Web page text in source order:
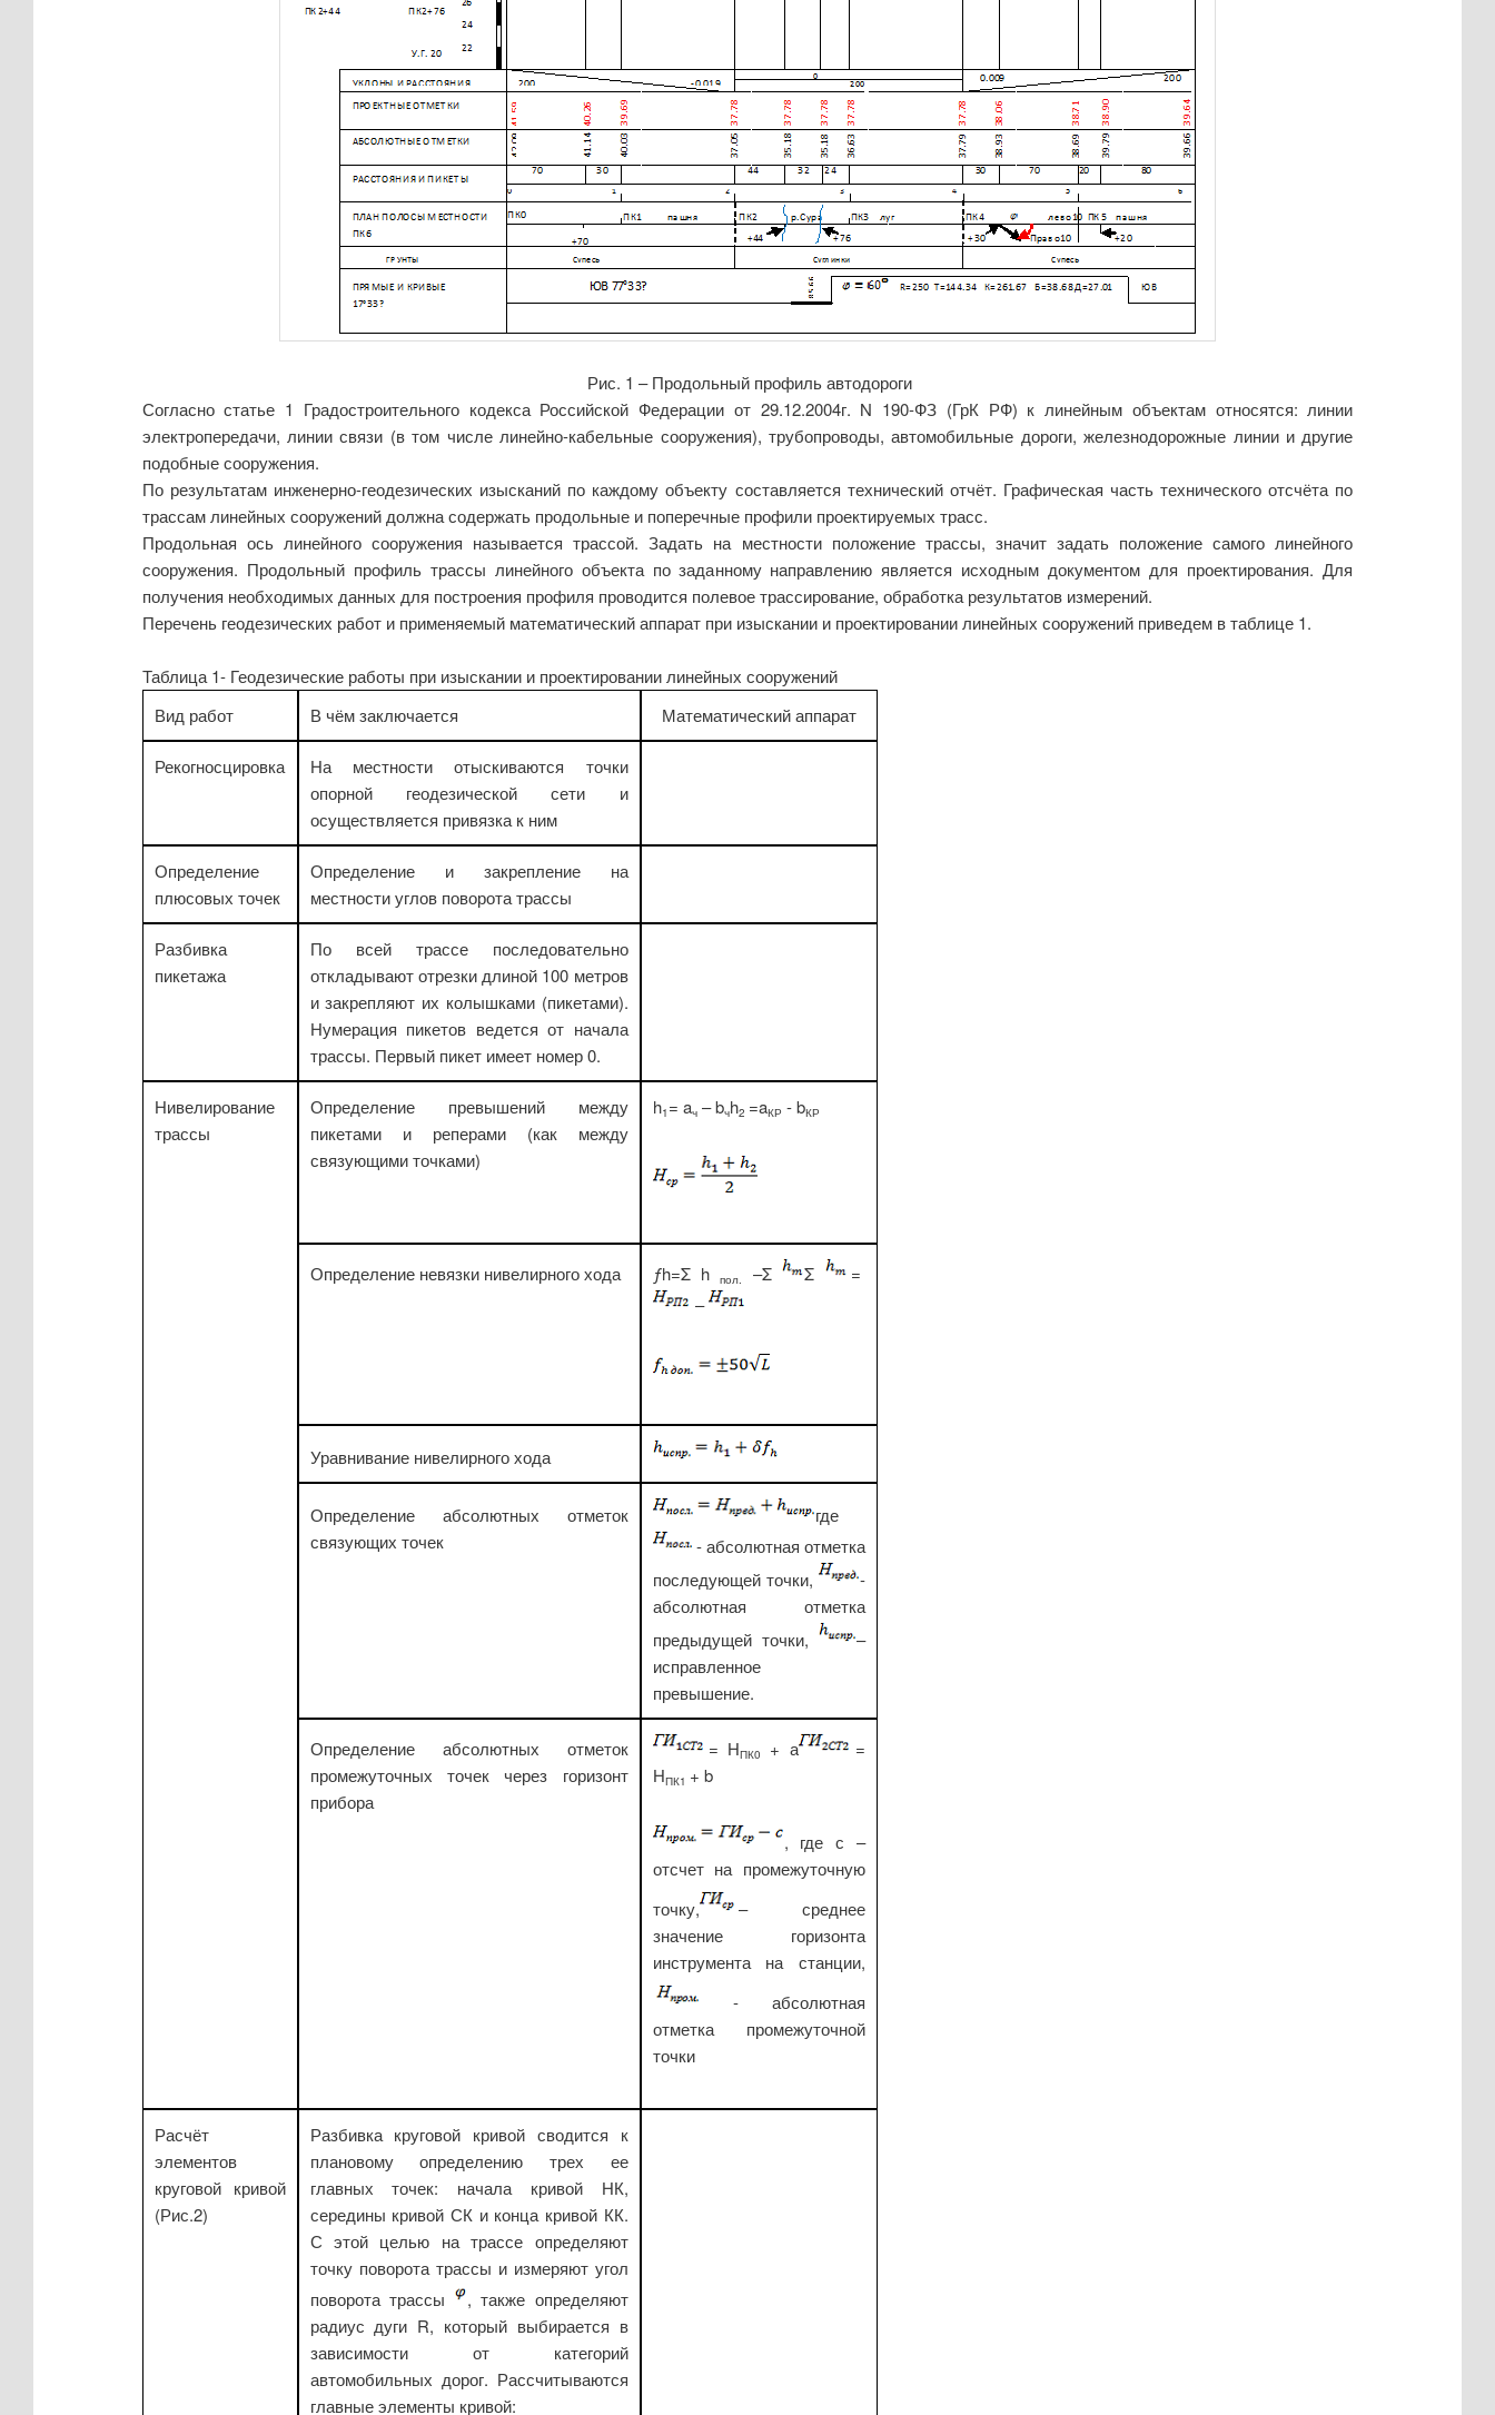
Рис. 1 – Продольный профиль автодороги
Согласно статье 1 Градостроительного кодекса Российской Федерации от 29.12.2004г. N 190-ФЗ (ГрК РФ) к линейным объектам относятся: линии
электропередачи, линии связи (в том числе линейно-кабельные сооружения), трубопроводы, автомобильные дороги, железнодорожные линии и другие
подобные сооружения.
По результатам инженерно-геодезических изысканий по каждому объекту составляется технический отчёт. Графическая часть технического отсчёта по
трассам линейных сооружений должна содержать продольные и поперечные профили проектируемых трасс.
Продольная ось линейного сооружения называется трассой. Задать на местности положение трассы, значит задать положение самого линейного
сооружения. Продольный профиль трассы линейного объекта по заданному направлению является исходным документом для проектирования. Для
получения необходимых данных для построения профиля проводится полевое трассирование, обработка результатов измерений.
Перечень геодезических работ и применяемый математический аппарат при изыскании и проектировании линейных сооружений приведем в таблице 1.
Таблица 1- Геодезические работы при изыскании и проектировании линейных сооружений
Вид работ
В чём заключается Математический аппарат
Рекогносцировка
На местности отыскиваются точки
опорной геодезической сети и
осуществляется привязка к ним
Определение
плюсовых точек
Определение и закрепление на
местности углов поворота трассы
Разбивка
пикетажа
По всей трассе последовательно
откладывают отрезки длиной 100 метров
и закрепляют их колышками (пикетами).
Нумерация пикетов ведется от начала
трассы. Первый пикет имеет номер 0.
Нивелирование
трассы
Определение превышений между
пикетами и реперами (как между
связующими точками)
h1 = aч– bчh2 =aКР - bКР
Определение невязки нивелирного хода ƒh=Σhпол. –Σ Σ
=
–
Уравнивание нивелирного хода
Определение абсолютных отметок
связующих точек
где
- абсолютная отметка
последующей точки,
-
абсолютная отметка
предыдущей точки,
–
исправленное
превышение.
Определение абсолютных отметок
промежуточных точек через горизонт
прибора
= НПК0 + а
=
НПК1 + b
, где с –
отсчет на промежуточную
точку,
– среднее
значение горизонта
инструмента на станции,
- абсолютная
отметка промежуточной
точки
Расчёт
элементов
круговой кривой
(Рис.2)
Разбивка круговой кривой сводится к
плановому определению трех ее
главных точек: начала кривой НК,
середины кривой СК и конца кривой КК.
С этой целью на трассе определяют
точку поворота трассы и измеряют угол
поворота трассы
, также определяют
радиус дуги R, который выбирается в
зависимости от категорий
автомобильных дорог. Рассчитываются
главные элементы кривой: